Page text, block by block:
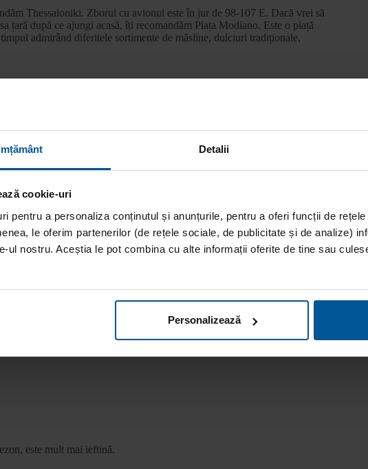
Detalii
cookie-uri
pentru a personaliza conținutul și anunțurile, pentru a oferi funcții de
le oferim partenerilor (de rețele sociale, de publicitate și de analize)
ul nostru. Aceștia le pot combina cu alte informații oferite de tine sau
Personalizează
Thessaloniki. Zborul cu avionul este în jur de 98-107 E. Dacă vrei să
țară după ce ajungi acasă, îți recomandăm Piața Modiano. Este o piață
admirând diferitele sortimente de măsline, dulciuri tradiționale,
Istanbul. Biletul de avion pleacă de la aproximativ 150 E dar, cu
bazarurile sau vei face plimbări cu barca pe Bosfor. O să vezi
obliga să scoți mulți bani din buzunar. Indiferent că mergi pe litoralul
cu mult timp înainte. Orice destinație ai alege, poate fi accesibilă la
fi mult mai ieftin dacă alegi să stai la vile turistice sau case ai căror
fie pe www.booking.com
Gândește-te, cât vei sta în acea încăpere? Noaptea la somn. În rest, vei
de avion va fi, cu siguranță, mai ieftin. Evită să-ți iei bagaj la cală.
este mult mai ieftină.